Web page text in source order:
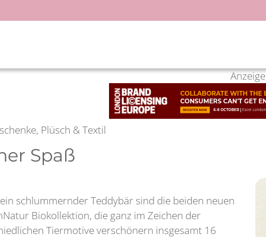
Anzeige
Plüsch & Textil
Spaß
schlummernder Teddybär sind die beiden neuen
Biokollektion, die ganz im Zeichen der
Tiermotive verschönern insgesamt 16